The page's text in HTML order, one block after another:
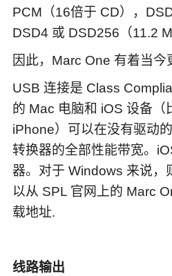
PCM（16倍于 CD），
DSD4 或 DSD256（11.2
因此，Marc One 有着当今
USB 连接是 Class
的 Mac 电脑和 iOS 设备（
iPhone）可以在没有驱动
转换器的全部性能带宽。
器。对于 Windows 来说，
以从 SPL 官网上的 Marc
载地址.
线路输出